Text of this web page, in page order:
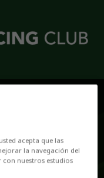
acepta que las
la navegación del
nuestros estudios